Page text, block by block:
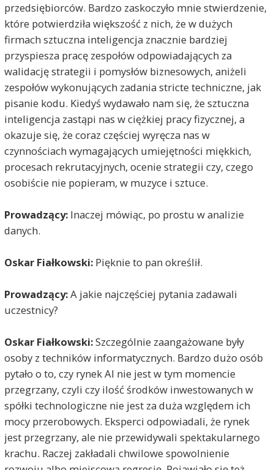
przedsiębiorców. Bardzo zaskoczyło mnie stwierdzenie,
które potwierdziła większość z nich, że w dużych
firmach sztuczna inteligencja znacznie bardziej
przyspiesza pracę zespołów odpowiadających za
walidację strategii i pomysłów biznesowych, aniżeli
zespołów wykonujących zadania stricte techniczne, jak
pisanie kodu. Kiedyś wydawało nam się, że sztuczna
inteligencja zastąpi nas w ciężkiej pracy fizycznej, a
okazuje się, że coraz częściej wyręcza nas w
czynnościach wymagających umiejętności miękkich,
procesach rekrutacyjnych, ocenie strategii czy, czego
osobiście nie popieram, w muzyce i sztuce.
Prowadzący:Inaczej mówiąc, po prostu w analizie
danych.
Oskar Fiałkowski:Pięknie to pan określił.
Prowadzący:A jakie najczęściej pytania zadawali
uczestnicy?
Oskar Fiałkowski:Szczególnie zaangażowane były
osoby z techników informatycznych. Bardzo dużo osób
pytało o to, czy rynek AI nie jest w tym momencie
przegrzany, czyli czy ilość środków inwestowanych w
spółki technologiczne nie jest za duża względem ich
mocy przerobowych. Eksperci odpowiadali, że rynek
jest przegrzany, ale nie przewidywali spektakularnego
krachu. Raczej zakładali chwilowe spowolnienie